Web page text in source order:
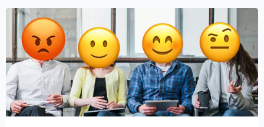
Задать
вопрос
даю
согласие
на
обработку
личных
данных